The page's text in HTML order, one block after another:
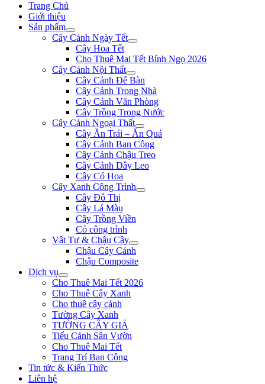
Trang Chủ
Giới thiệu
Sản phẩm
Cây Cảnh Ngày Tết
Cây Hoa Tết
Cho Thuê Mai Tết Bính Ngọ 2026
Cây Cảnh Nội Thất
Cây Cảnh Để Bàn
Cây Cảnh Trong Nhà
Cây Cảnh Văn Phòng
Cây Trồng Trong Nước
Cây Cảnh Ngoại Thất
Cây Ăn Trái – Ăn Quả
Cây Cảnh Ban Công
Cây Cảnh Chậu Treo
Cây Cảnh Dây Leo
Cây Có Hoa
Cây Xanh Công Trình
Cây Đô Thị
Cây Lá Màu
Cây Trồng Viền
Cỏ công trình
Vật Tư & Chậu Cây
Chậu Cây Cảnh
Chậu Composite
Dịch vụ
Cho Thuê Mai Tết 2026
Cho Thuê Cây Xanh
Cho thuê cây cảnh
Tường Cây Xanh
TƯỜNG CÂY GIẢ
Tiểu Cảnh Sân Vườn
Cho Thuê Mai Tết
Trang Trí Ban Công
Tin tức & Kiến Thức
Liên hệ